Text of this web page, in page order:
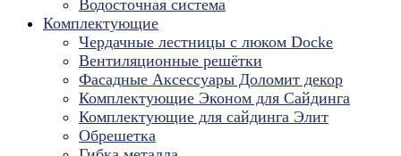
Водосточная система
Комплектующие
Чердачные лестницы с люком Docke
Вентиляционные решётки
Фасадные Аксессуары Доломит декор
Комплектующие Эконом для Сайдинга
Комплектующие для cайдинга Элит
Обрешетка